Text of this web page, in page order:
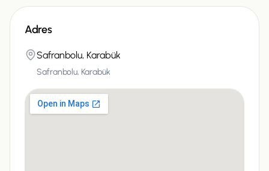
Adres
Safranbolu, Karabük
Safranbolu, Karabük